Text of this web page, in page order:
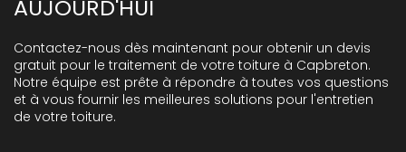
AUJOURD'HUI
Contactez-nous dès maintenant pour obtenir un devis
gratuit pour le traitement de votre toiture à Capbreton.
Notre équipe est prête à répondre à toutes vos questions
et à vous fournir les meilleures solutions pour l'entretien
de votre toiture.